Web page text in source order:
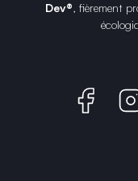
Dev®, fièrement